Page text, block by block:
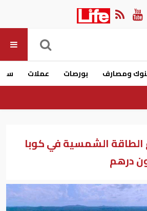
ومصارف بورصات عملات
الشمسية في كوبا